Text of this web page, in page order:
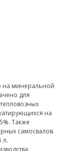
на минеральной
для
на
Также
самосвалов.
л.